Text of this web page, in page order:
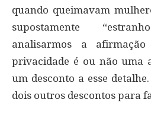
quando queimavam
supostamente
analisarmos a
privacidade é ou não uma
um desconto a esse
dois outros descontos para